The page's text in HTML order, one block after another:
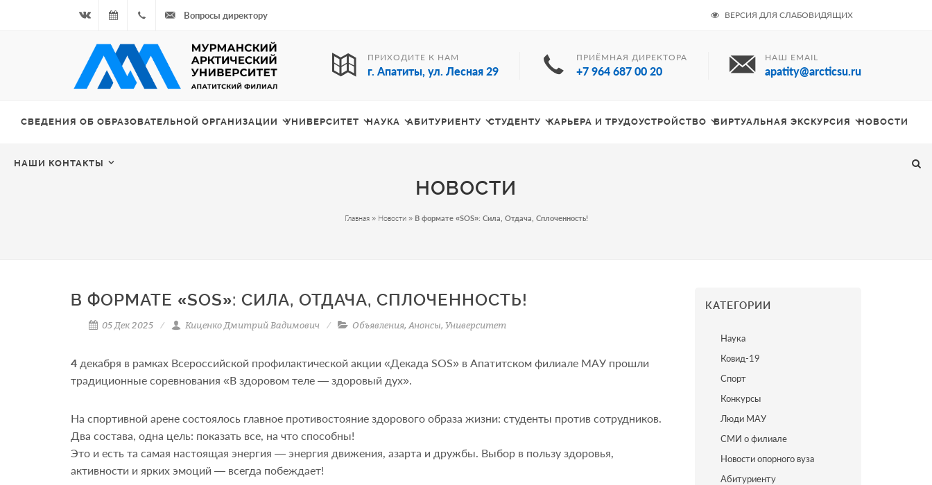
Вконтакте06.08.2026
- Чётная
+7
964
Вопросы директору ВЕРСИЯ ДЛЯ СЛАБОВИДЯЩИХ
ПРИХОДИТЕ К НАМ
г. Апатиты, ул. Лесная 29
ПРИЁМНАЯ ДИРЕКТОРА
+7 964 687 00 20
НАШ EMAIL
apatity@arcticsu.ru
СВЕДЕНИЯ ОБ ОБРАЗОВАТЕЛЬНОЙ ОРГАНИЗАЦИИ УНИВЕРСИТЕТ НАУКА АБИТУРИЕНТУ СТУДЕНТУ КАРЬЕРА И ТРУДОУСТРОЙСТВО ВИРТУАЛЬНАЯ ЭКСКУРСИЯ НОВОСТИ
НАШИ КОНТАКТЫ
НОВОСТИ
Главная» Новости» В формате «SOS»: Сила, Отдача, Сплоченность!
В ФОРМАТЕ «SOS»: СИЛА, ОТДАЧА, СПЛОЧЕННОСТЬ!
05 Дек 2025 Киценко Дмитрий Вадимович Объявления, Анонсы, Университет
4 декабря в рамках Всероссийской профилактической акции «Декада SOS» в Апатитском филиале МАУ прошли
традиционные соревнования «В здоровом теле — здоровый дух».
На спортивной арене состоялось главное противостояние здорового образа жизни: студенты против сотрудников.
Два состава, одна цель: показать все, на что способны!
Это и есть та самая настоящая энергия — энергия движения, азарта и дружбы. Выбор в пользу здоровья,
активности и ярких эмоций — всегда побеждает!
КАТЕГОРИИ
Наука
Ковид-19
Спорт
Конкурсы
Люди МАУ
СМИ о филиале
Новости опорного вуза
Абитуриенту